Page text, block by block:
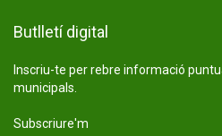
Butlletí digital
Inscriu-te per rebre informació
municipals.
Subscriure'm